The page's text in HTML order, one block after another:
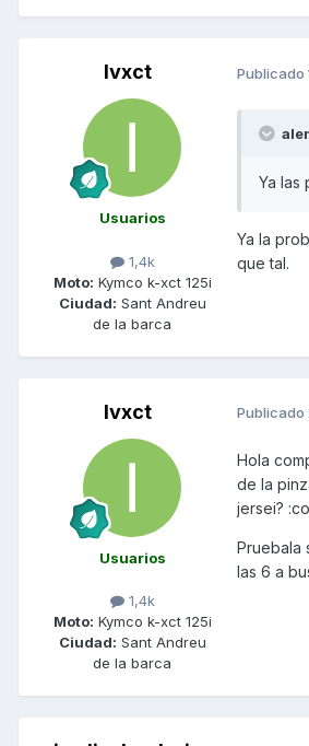
Ivxct
Usuarios
1,4k
Moto: Kymco k-xct 125i
Ciudad: Sant Andreu
de la barca
Publicado
Ya las
Ya la
que tal.
Ivxct
Usuarios
1,4k
Moto: Kymco k-xct 125i
Ciudad: Sant Andreu
de la barca
Publicado
Hola
de la
jersei?
Pruebala
las 6 a